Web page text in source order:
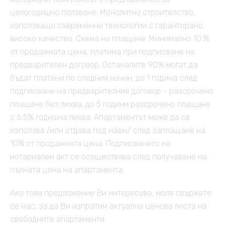
целогодишно ползване. Монолитно строителство,
използващо съвременни технологии с гарантирано
високо качество. Схема на плащане: Минимално 10 %
от продажната цена, платима при подписване на
предварителен договор. Останалите 90% могат да
бъдат платени по следния начин: до 1 година след
подписване на предварителния договор - разсрочено
плащане без лихва; до 5 години разсрочено плащане
с 6.5% годишна лихва; Апартаментът може да се
използва /или отдава под наем/ след заплащане на
10% от продажната цена. Подписването на
нотариален акт се осъществява след получаване на
пълната цена на апартамента.
Ако това предложение Ви интересува, моля свържете
се нас, за да Ви изпратим актуална ценова листа на
свободните апартаменти.